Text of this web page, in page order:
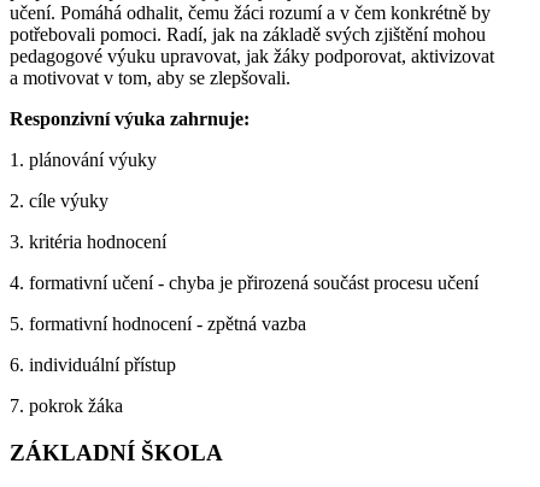
učení. Pomáhá odhalit, čemu žáci rozumí a v čem konkrétně by
potřebovali pomoci. Radí, jak na základě svých zjištění mohou
pedagogové výuku upravovat, jak žáky podporovat, aktivizovat
a motivovat v tom, aby se zlepšovali.
Responzivní výuka zahrnuje:
1. plánování výuky
2. cíle výuky
3. kritéria hodnocení
4. formativní učení - chyba je přirozená součást procesu učení
5. formativní hodnocení - zpětná vazba
6. individuální přístup
7. pokrok žáka
ZÁKLADNÍ ŠKOLA